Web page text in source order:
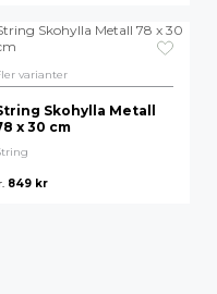
varianter
Skohylla Metall
x 30 cm
849 kr